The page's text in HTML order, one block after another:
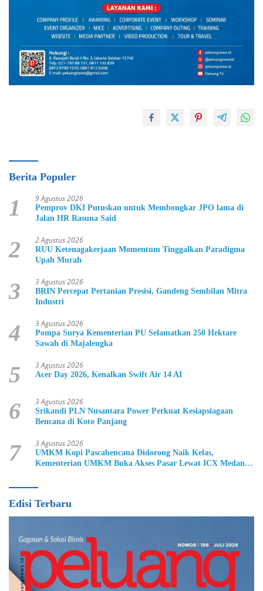
Berita Populer
1 9 Agustus 2026
Pemprov DKI Putuskan untuk Membongkar JPO lama di
Jalan HR Rasuna Said
2 2 Agustus 2026
RUU Ketenagakerjaan Momentum Tinggalkan Paradigma
Upah Murah
3 3 Agustus 2026
BRIN Percepat Pertanian Presisi, Gandeng Sembilan Mitra
Industri
4 3 Agustus 2026
Pompa Surya Kementerian PU Selamatkan 250 Hektare
Sawah di Majalengka
5 3 Agustus 2026
Acer Day 2026, Kenalkan Swift Air 14 AI
6 3 Agustus 2026
Srikandi PLN Nusantara Power Perkuat Kesiapsiagaan
Bencana di Koto Panjang
7 3 Agustus 2026
UMKM Kopi Pascabencana Didorong Naik Kelas,
Kementerian UMKM Buka Akses Pasar Lewat ICX Medan
Edisi Terbaru